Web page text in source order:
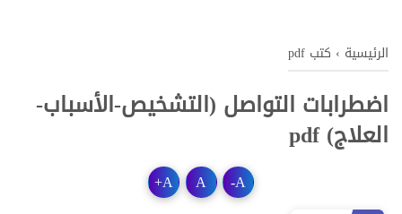
الرئيسية › كتب pdf
اضطرابات التواصل (التشخيص-الأسباب-
العلاج) pdf
A
-
A
A
+